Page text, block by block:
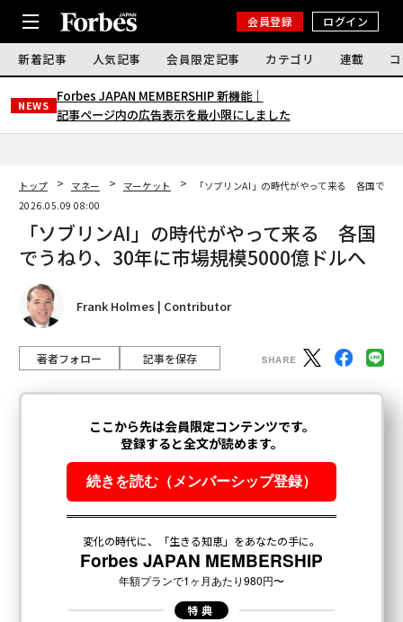
会員登録 ログイン
新着記事 人気記事 会員限定記事 カテゴリ 連載
NEWS
Forbes JAPAN MEMBERSHIP 新機能｜
記事ページ内の広告表示を最小限にしました
トップ マネー マーケット
「ソブリンAI」の時代がやって来る 各国でう
2026.05.09 08:00
「ソブリンAI」の時代がやって来る 各国
でうねり、30年に市場規模5000億ドルへ
Frank Holmes | Contributor
著者フォロー 記事を保存